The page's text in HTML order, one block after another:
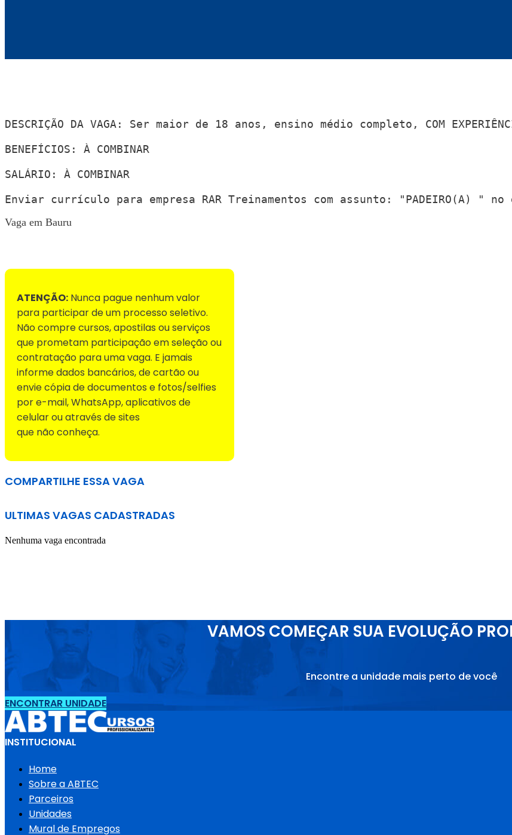
DESCRIÇÃO DA VAGA: Ser maior de 18 anos, ensino médio completo, COM
BENEFÍCIOS: À COMBINAR
SALÁRIO: À COMBINAR
Enviar currículo para empresa RAR Treinamentos com assunto: "PADEIRO(A) "
Vaga em Bauru
ATENÇÃO: Nunca pague nenhum valor
para participar de um processo seletivo.
Não compre cursos, apostilas ou serviços
que prometam participação em seleção ou
contratação para uma vaga. E jamais
informe dados bancários, de cartão ou
envie cópia de documentos e fotos/selfies
por e-mail, WhatsApp, aplicativos de
celular ou através de sites
que não conheça.
COMPARTILHE ESSA VAGA
ULTIMAS VAGAS CADASTRADAS
Nenhuma vaga encontrada
VAMOS COMEÇAR SUA EVOLUÇÃO
Encontre a unidade mais perto de você
ENCONTRAR UNIDADE
INSTITUCIONAL
Home
Sobre a ABTEC
Parceiros
Unidades
Mural de Empregos